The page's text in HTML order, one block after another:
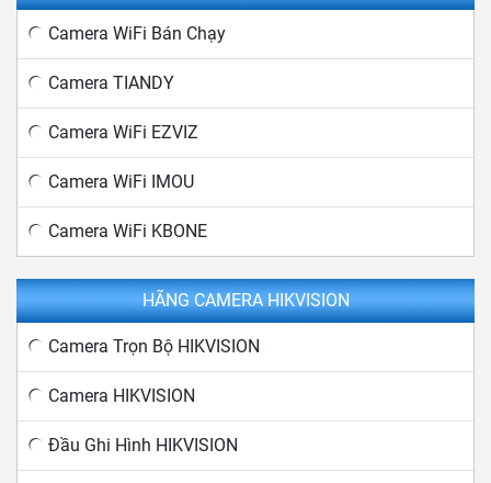
Camera WiFi Bán Chạy
Camera TIANDY
Camera WiFi EZVIZ
Camera WiFi IMOU
Camera WiFi KBONE
HÃNG CAMERA HIKVISION
Camera Trọn Bộ HIKVISION
Camera HIKVISION
Đầu Ghi Hình HIKVISION